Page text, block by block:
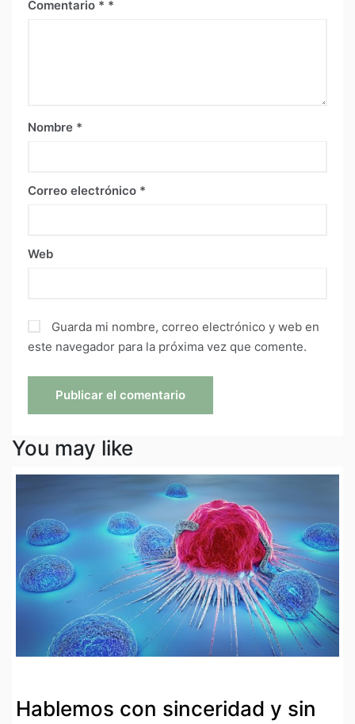
Comentario *
Nombre *
Correo electrónico *
Web
Guarda mi nombre, correo electrónico y web en
este navegador para la próxima vez que comente.
You may like
Hablemos con sinceridad y sin